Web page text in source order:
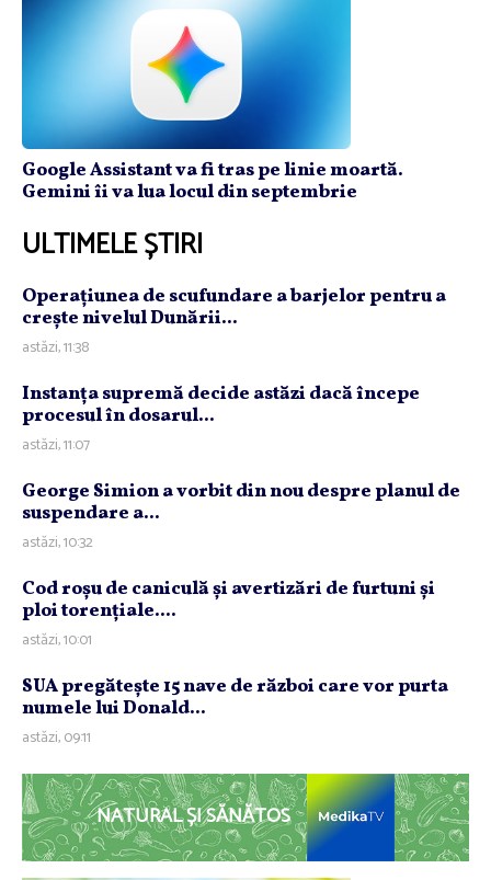
Google Assistant va fi tras pe linie moartă.
Gemini îi va lua locul din septembrie
ULTIMELE ȘTIRI
Operaţiunea de scufundare a barjelor pentru a
creşte nivelul Dunării...
astăzi, 11:38
Instanţa supremă decide astăzi dacă începe
procesul în dosarul...
astăzi, 11:07
George Simion a vorbit din nou despre planul de
suspendare a...
astăzi, 10:32
Cod roşu de caniculă şi avertizări de furtuni şi
ploi torenţiale....
astăzi, 10:01
SUA pregăteşte 15 nave de război care vor purta
numele lui Donald...
astăzi, 09:11
NATURAL ȘI SĂNĂTOS